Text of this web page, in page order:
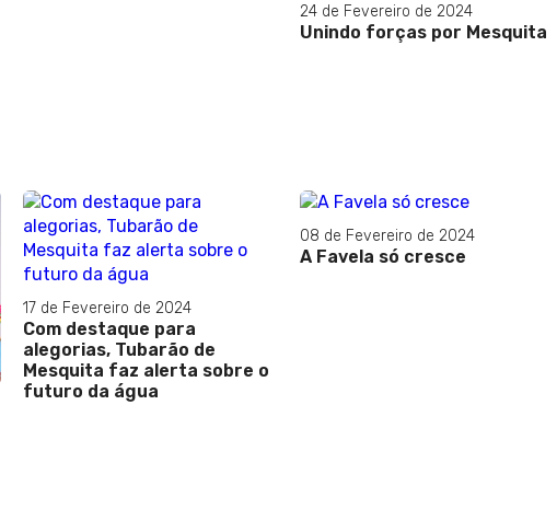
24 de Fevereiro de 2024
Unindo forças por Mesquita
17 de Fevereiro de 2024
Com destaque para
alegorias, Tubarão de
Mesquita faz alerta sobre o
futuro da água
08 de Fevereiro de 2024
A Favela só cresce